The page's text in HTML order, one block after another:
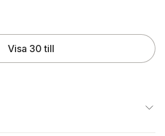
Visa 30 till